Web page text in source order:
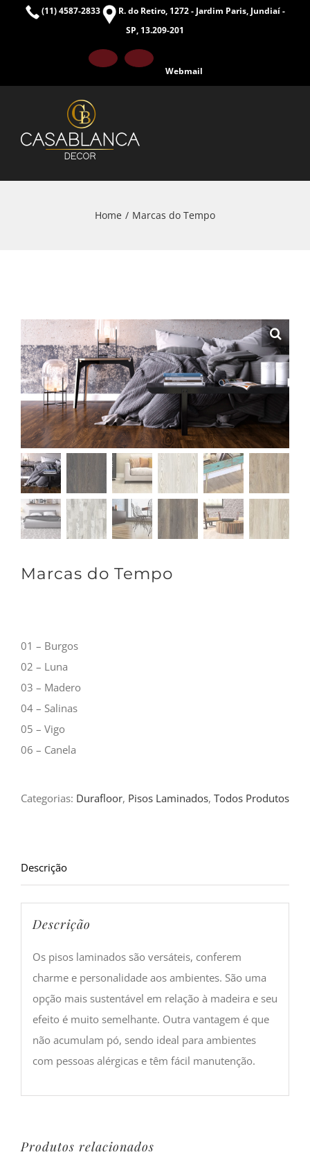
(11) 4587-2833
R. do Retiro, 1272 - Jardim Paris, Jundiaí -
SP, 13.209-201
FacebookInstagram
Webmail
Home Marcas do Tempo
Marcas do Tempo
01 – Burgos
02 – Luna
03 – Madero
04 – Salinas
05 – Vigo
06 – Canela
Categorias: Durafloor, Pisos Laminados, Todos Produtos
Descrição
Descrição
Os pisos laminados são versáteis, conferem
charme e personalidade aos ambientes. São uma
opção mais sustentável em relação à madeira e seu
efeito é muito semelhante. Outra vantagem é que
não acumulam pó, sendo ideal para ambientes
com pessoas alérgicas e têm fácil manutenção.
Produtos relacionados